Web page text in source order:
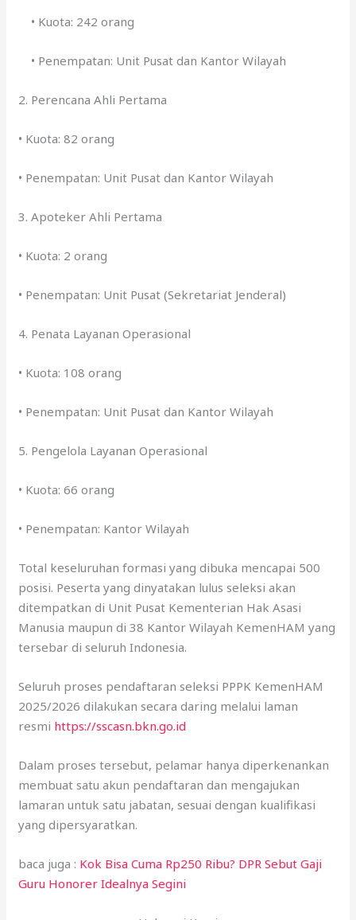
• Kuota: 242 orang
• Penempatan: Unit Pusat dan Kantor Wilayah
2. Perencana Ahli Pertama
• Kuota: 82 orang
• Penempatan: Unit Pusat dan Kantor Wilayah
3. Apoteker Ahli Pertama
• Kuota: 2 orang
• Penempatan: Unit Pusat (Sekretariat Jenderal)
4. Penata Layanan Operasional
• Kuota: 108 orang
• Penempatan: Unit Pusat dan Kantor Wilayah
5. Pengelola Layanan Operasional
• Kuota: 66 orang
• Penempatan: Kantor Wilayah
Total keseluruhan formasi yang dibuka mencapai 500
posisi. Peserta yang dinyatakan lulus seleksi akan
ditempatkan di Unit Pusat Kementerian Hak Asasi
Manusia maupun di 38 Kantor Wilayah KemenHAM yang
tersebar di seluruh Indonesia.
Seluruh proses pendaftaran seleksi PPPK KemenHAM
2025/2026 dilakukan secara daring melalui laman
resmi https://sscasn.bkn.go.id
Dalam proses tersebut, pelamar hanya diperkenankan
membuat satu akun pendaftaran dan mengajukan
lamaran untuk satu jabatan, sesuai dengan kualifikasi
yang dipersyaratkan.
baca juga : Kok Bisa Cuma Rp250 Ribu? DPR Sebut Gaji
Guru Honorer Idealnya Segini